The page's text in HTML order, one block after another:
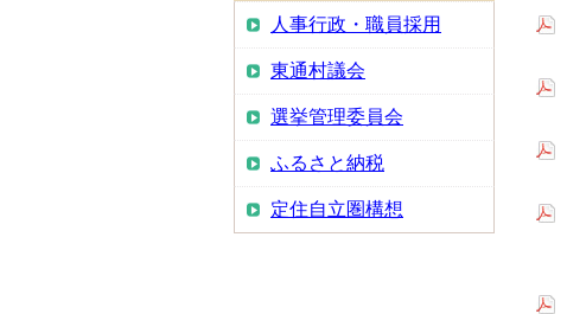
人事行政・職員採用
東通村議会
選挙管理委員会
ふるさと納税
定住自立圏構想